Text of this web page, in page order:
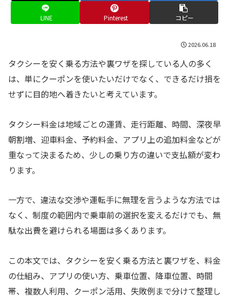
LINE Pinterest コピー
2026.06.18
タクシーを安く乗る方法や裏ワザを探している人の多く
は、単にクーポンを使いたいだけでなく、できるだけ損を
せずに目的地へ着きたいと考えています。
タクシー料金は地域ごとの運賃、走行距離、時間、深夜早
朝割増、迎車料金、予約料金、アプリ上の追加料金などが
重なって決まるため、少しの乗り方の違いで支払額が変わ
ります。
一方で、違法な交渉や運転手に無理を言うような方法では
なく、制度の範囲内で乗車前の選択を変えるだけでも、無
駄な出費を避けられる場面は多くあります。
この本文では、タクシーを安く乗る方法と裏ワザを、料金
の仕組み、アプリの使い方、乗車位置、降車位置、時間
帯、複数人利用、クーポン活用、失敗例まで分けて整理し